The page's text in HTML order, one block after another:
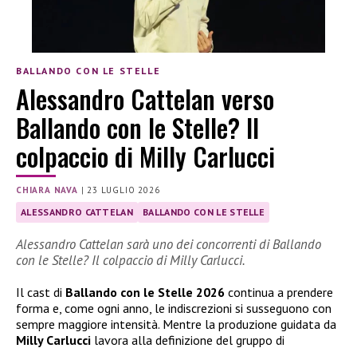
BALLANDO CON LE STELLE
Alessandro Cattelan verso
Ballando con le Stelle? Il
colpaccio di Milly Carlucci
CHIARA NAVA |23 LUGLIO 2026
ALESSANDRO CATTELAN BALLANDO CON LE STELLE
Alessandro Cattelan sarà uno dei concorrenti di Ballando
con le Stelle? Il colpaccio di Milly Carlucci.
Il cast di Ballando con le Stelle 2026 continua a prendere
forma e, come ogni anno, le indiscrezioni si susseguono con
sempre maggiore intensità. Mentre la produzione guidata da
Milly Carlucci lavora alla definizione del gruppo di